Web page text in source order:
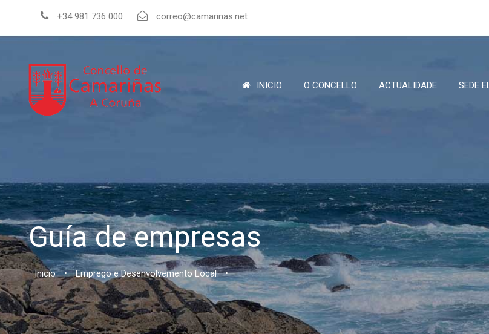
+34 981 736 000 correo@camarinas.net
INICIO O CONCELLO ACTUALIDADE SEDE
Guía de empresas
Inicio • Emprego e Desenvolvemento Local •